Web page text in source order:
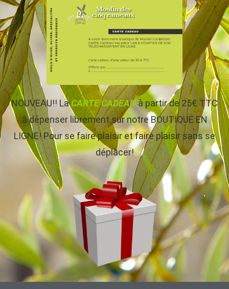
NOUVEAU!! LaCARTE CADEAUà partir de 25€ TTC
à dépenser librement sur notre BOUTIQUE EN
LIGNE! Pour se faire plaisir et faire plaisir sans se
déplacer!